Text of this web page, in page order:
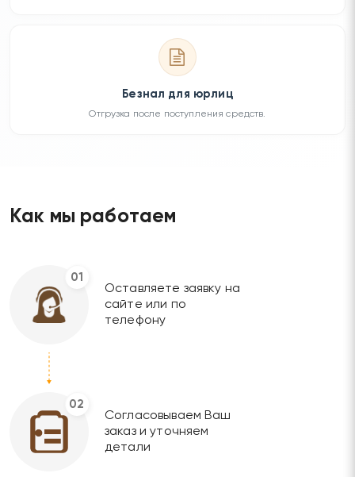
Безнал для юрлиц
Отгрузка после поступления средств.
Как мы работаем
01
Оставляете заявку на
сайте или по
телефону
02
Согласовываем Ваш
заказ и уточняем
детали